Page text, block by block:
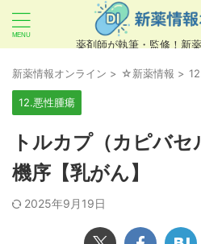
薬剤師が執筆・監修！新
あいまい検索（例：ひらが
ていませんので、製品名・
どを カタカナ でご入力くだ
良い例：テセントリク
悪い例：てせんとりく テ
新薬情報オンライン > ☆新薬情報 >
12.悪性腫瘍
トルカプ（カピバセ
機序【乳がん】
2025年9月19日